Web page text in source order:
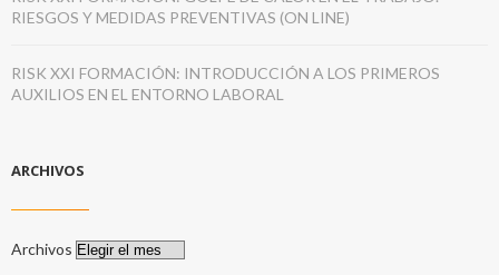
RIESGOS Y MEDIDAS PREVENTIVAS (ON LINE)
RISK XXI FORMACIÓN: INTRODUCCIÓN A LOS PRIMEROS
AUXILIOS EN EL ENTORNO LABORAL
ARCHIVOS
Archivos